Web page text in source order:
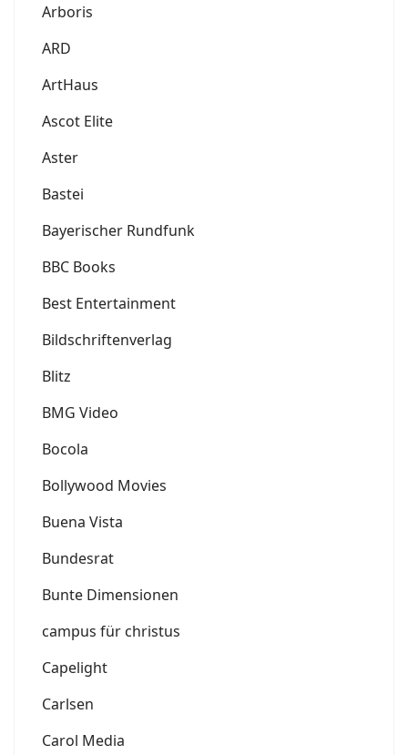
Arboris
ARD
ArtHaus
Ascot Elite
Aster
Bastei
Bayerischer Rundfunk
BBC Books
Best Entertainment
Bildschriftenverlag
Blitz
BMG Video
Bocola
Bollywood Movies
Buena Vista
Bundesrat
Bunte Dimensionen
campus für christus
Capelight
Carlsen
Carol Media